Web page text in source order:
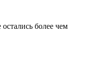
более чем